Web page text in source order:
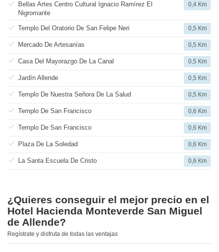
Bellas Artes Centro Cultural Ignacio Ramírez El
Nigromante
0,4 Km
Templo Del Oratorio De San Felipe Neri 0,5 Km
Mercado De Artesanías 0,5 Km
Casa Del Mayorazgo De La Canal 0,5 Km
Jardín Allende 0,5 Km
Templo De Nuestra Señora De La Salud 0,5 Km
Templo De San Francisco 0,6 Km
Templo De San Francisco 0,6 Km
Plaza De La Soledad 0,6 Km
La Santa Escuela De Cristo 0,6 Km
¿Quieres conseguir el mejor precio en el
Hotel Hacienda Monteverde San Miguel
de Allende?
Regístrate y disfruta de todas las ventajas